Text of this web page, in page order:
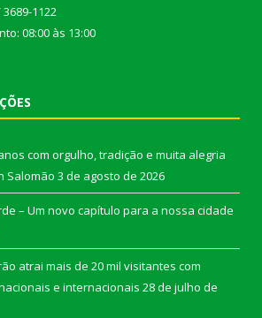
3689-1122
08:00 às 13:00
com orgulho, tradição e muita alegria
Salomão 3 de agosto de 2026
– Um novo capítulo para a nossa cidade
atrai mais de 20 mil visitantes com
e internacionais 28 de julho de